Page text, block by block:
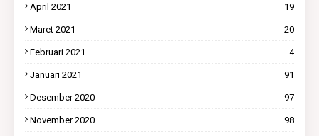
April 2021 19
Maret 2021 20
Februari 2021 4
Januari 2021 91
Desember 2020 97
November 2020 98